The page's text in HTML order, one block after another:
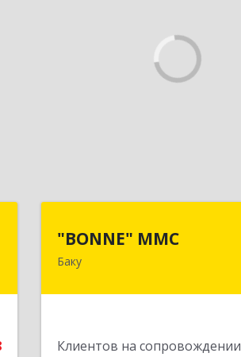
"BONNE" MMC
Баку
Клиентов на сопровождении